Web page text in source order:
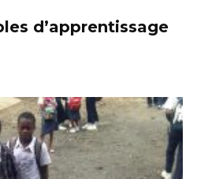
d’apprentissage